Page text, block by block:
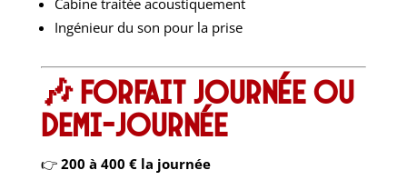
Ingénieur du son pour la prise
🎶 Forfait journée ou
demi-journée
👉 200 à 400 € la journée